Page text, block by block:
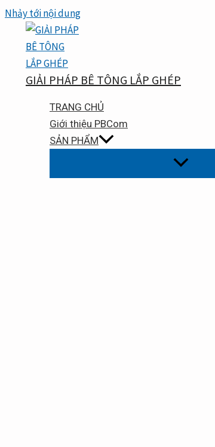
Nhảy tới nội dung
GIẢI PHÁP BÊ TÔNG LẮP GHÉP
TRANG CHỦ
Giới thiệu PBCom
SẢN PHẨM